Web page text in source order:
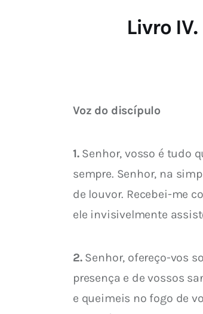
Livro IV.
Voz do discípulo
1. Senhor, vosso é tudo
sempre. Senhor, na
de louvor. Recebei-me
ele invisivelmente
2. Senhor, ofereço-vos
presença e de vossos
e queimeis no fogo de